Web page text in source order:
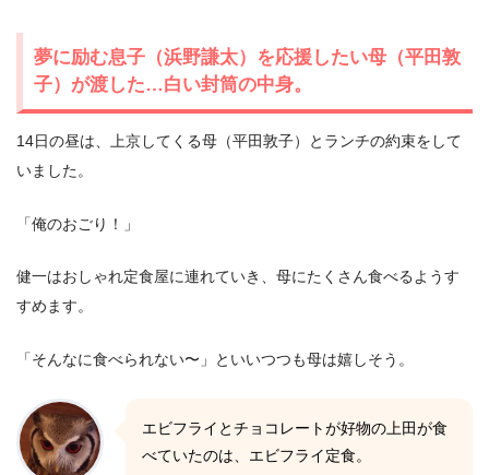
夢に励む息子（浜野謙太）を応援したい母（平田敦
子）が渡した…白い封筒の中身。
14日の昼は、上京してくる母（平田敦子）とランチの約束をして
いました。
「俺のおごり！」
健一はおしゃれ定食屋に連れていき、母にたくさん食べるようす
すめます。
「そんなに食べられない〜」といいつつも母は嬉しそう。
エビフライとチョコレートが好物の上田が食
べていたのは、エビフライ定食。